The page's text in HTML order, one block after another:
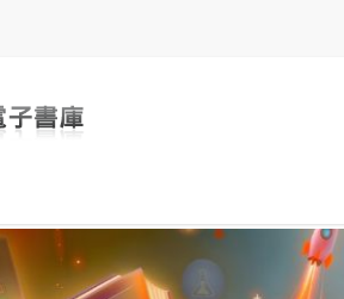
心靈勵志 社會人文 商業